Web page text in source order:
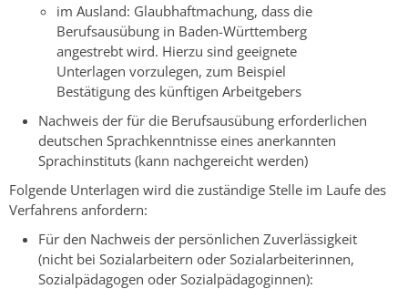
im Ausland: Glaubhaftmachung, dass die
Berufsausübung in Baden-Württemberg
angestrebt wird. Hierzu sind geeignete
Unterlagen vorzulegen, zum Beispiel
Bestätigung des künftigen Arbeitgebers
Nachweis der für die Berufsausübung erforderlichen
deutschen Sprachkenntnisse eines anerkannten
Sprachinstituts (kann nachgereicht werden)
Folgende Unterlagen wird die zuständige Stelle im Laufe des
Verfahrens anfordern:
Für den Nachweis der persönlichen Zuverlässigkeit
(nicht bei Sozialarbeitern oder Sozialarbeiterinnen,
Sozialpädagogen oder Sozialpädagoginnen):